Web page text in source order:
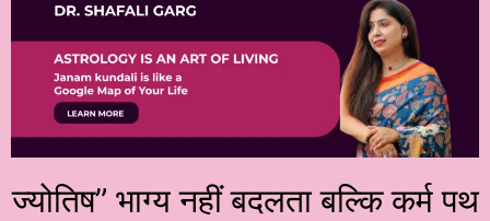
ज्योतिष” भाग्य नहीं बदलता बल्कि कर्म पथ